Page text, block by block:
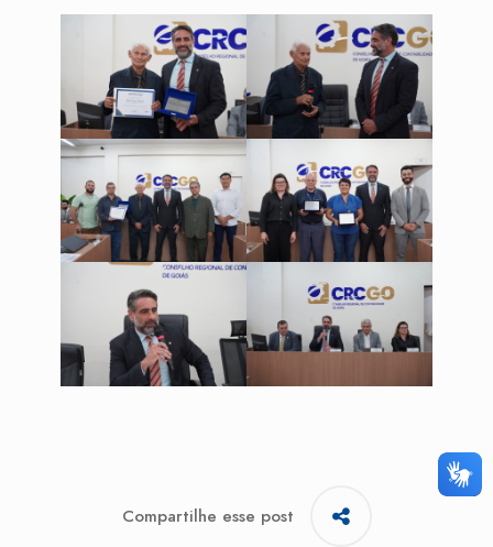
Compartilhe esse post